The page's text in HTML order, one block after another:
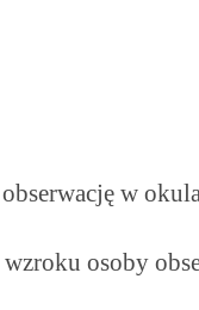
w
osoby